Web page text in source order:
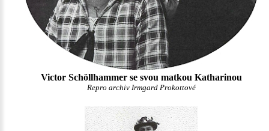
Victor Schöllhammer se svou matkou Katharinou
Repro archiv Irmgard Prokottové